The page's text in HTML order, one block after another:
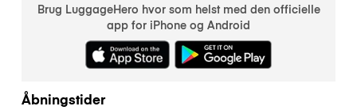
Brug LuggageHero hvor som helst med den officielle
app for iPhone og Android
Åbningstider